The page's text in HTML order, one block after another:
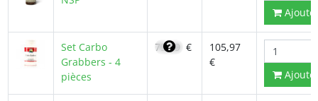
Set Carbo
Grabbers - 4
pièces
75,69 €
105,97
€